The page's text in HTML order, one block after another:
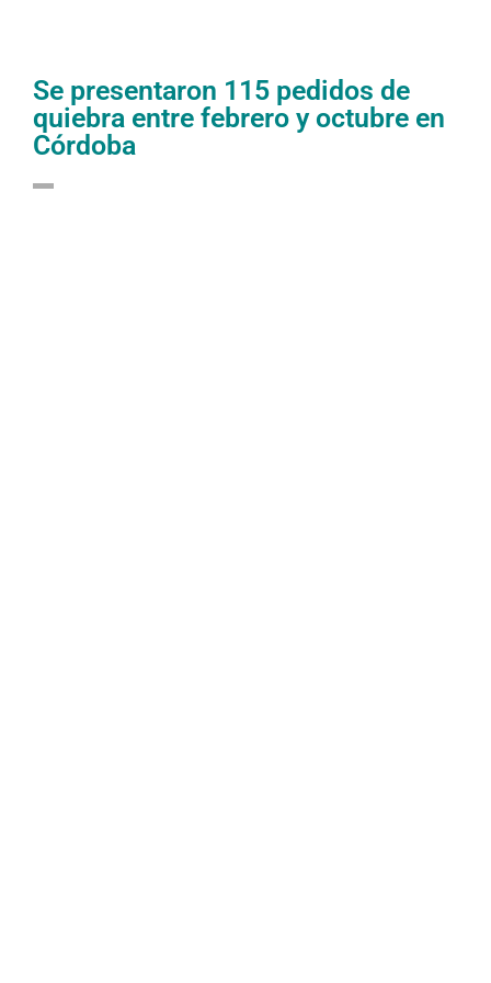
Se presentaron 115 pedidos de
quiebra entre febrero y octubre en
Córdoba